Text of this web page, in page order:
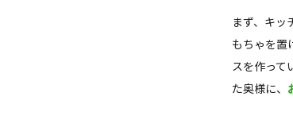
まず、キッ
もちゃを置
スを作って
た奥様に、